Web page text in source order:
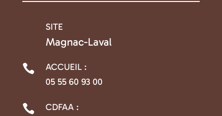
SITE
Magnac-Laval

ACCUEIL :
05 55 60 93 00

CDFAA :